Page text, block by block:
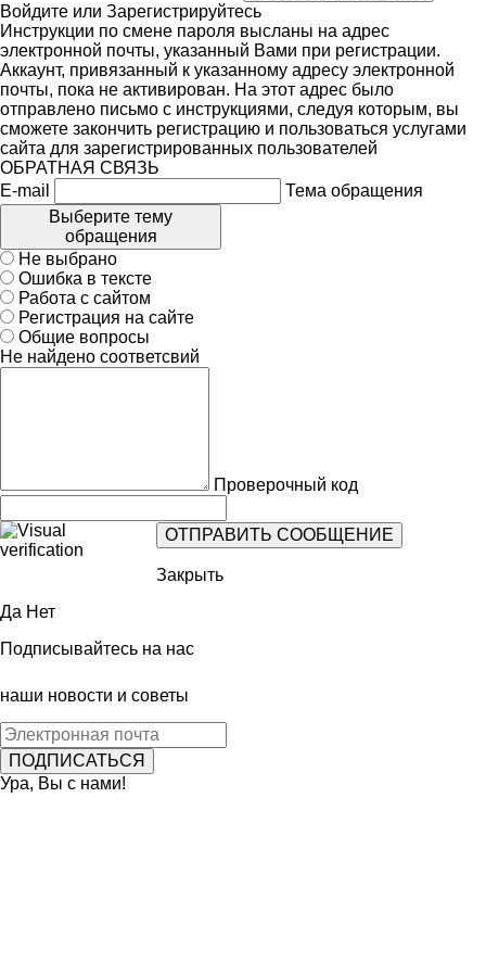
Войдите или Зарегистрируйтесь
Инструкции по смене пароля высланы на адрес
электронной почты, указанный Вами при регистрации.
Аккаунт, привязанный к указанному адресу электронной
почты, пока не активирован. На этот адрес было
отправлено письмо с инструкциями, следуя которым, вы
сможете закончить регистрацию и пользоваться услугами
сайта для зарегистрированных пользователей
ОБРАТНАЯ СВЯЗЬ
E-mail
Тема обращения
Выберите тему
обращения
Не выбрано
Ошибка в тексте
Работа с сайтом
Регистрация на сайте
Общие вопросы
Не найдено соответсвий
Проверочный код
Закрыть
Да Нет
Подписывайтесь на нас
наши новости и советы
Ура, Вы с нами!